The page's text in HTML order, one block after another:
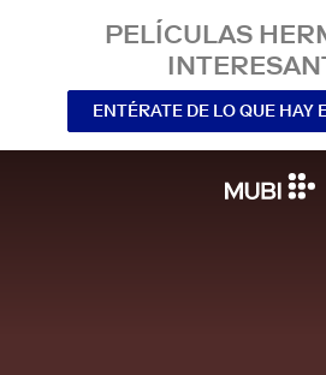
PELÍCULAS
ENTÉRATE DE LO QUE HAY